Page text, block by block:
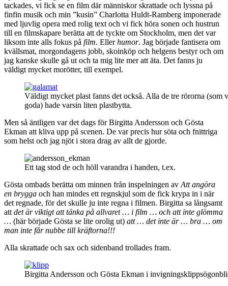
tackades, vi fick se en film där människor skrattade och lyssna på
finfin musik och min ”kusin” Charlotta Huldt-Ramberg imponerade
med ljuvlig opera med rolig text och vi fick höra sonen och hustrun
till en filmskapare berätta att de tyckte om Stockholm, men det var
liksom inte alls fokus på film. Ellerhumor. Jag började fantisera om
kvällsmat, morgondagens jobb, skoinköp och helgens bestyr och om
jag kanske skulle gå ut och ta mig lite mer att äta. Det fanns ju
väldigt mycket morötter, till exempel.
Väldigt mycket plast fanns det också. Alla de tre rörorna (som
goda) hade varsin liten plastbytta.
Men så äntligen var det dags för Birgitta Andersson och Gösta
Ekman att kliva upp på scenen. De var precis hur söta och fnittriga
som helst och jag njöt i stora drag av allt de gjorde.
Ett tag stod de och höll varandra i handen, t.ex.
Gösta ombads berätta om minnen från inspelningen av Att angöra
en brygga och han mindes ett regnskjul som de fick krypa in i när
det regnade, för det skulle ju inte regna i filmen. Birgitta sa långsamt
att det är viktigt att tänka på allvaret … i film … och att inte glömma
… (här började Gösta se lite orolig ut) att … det inte är … bra … om
man inte får nubbe till kräftorna!!!
Alla skrattade och sax och sidenband trollades fram.
Birgitta Andersson och Gösta Ekman i